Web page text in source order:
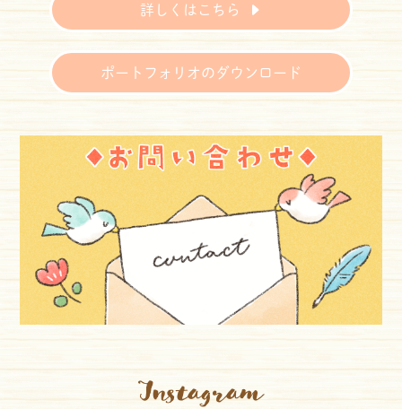
詳しくはこちら
ポートフォリオのダウンロード
Instagram